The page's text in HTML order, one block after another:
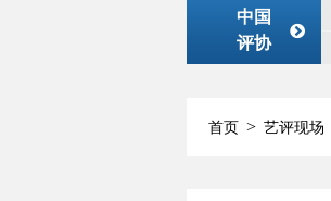
中国
评协
首页 > 艺评现场